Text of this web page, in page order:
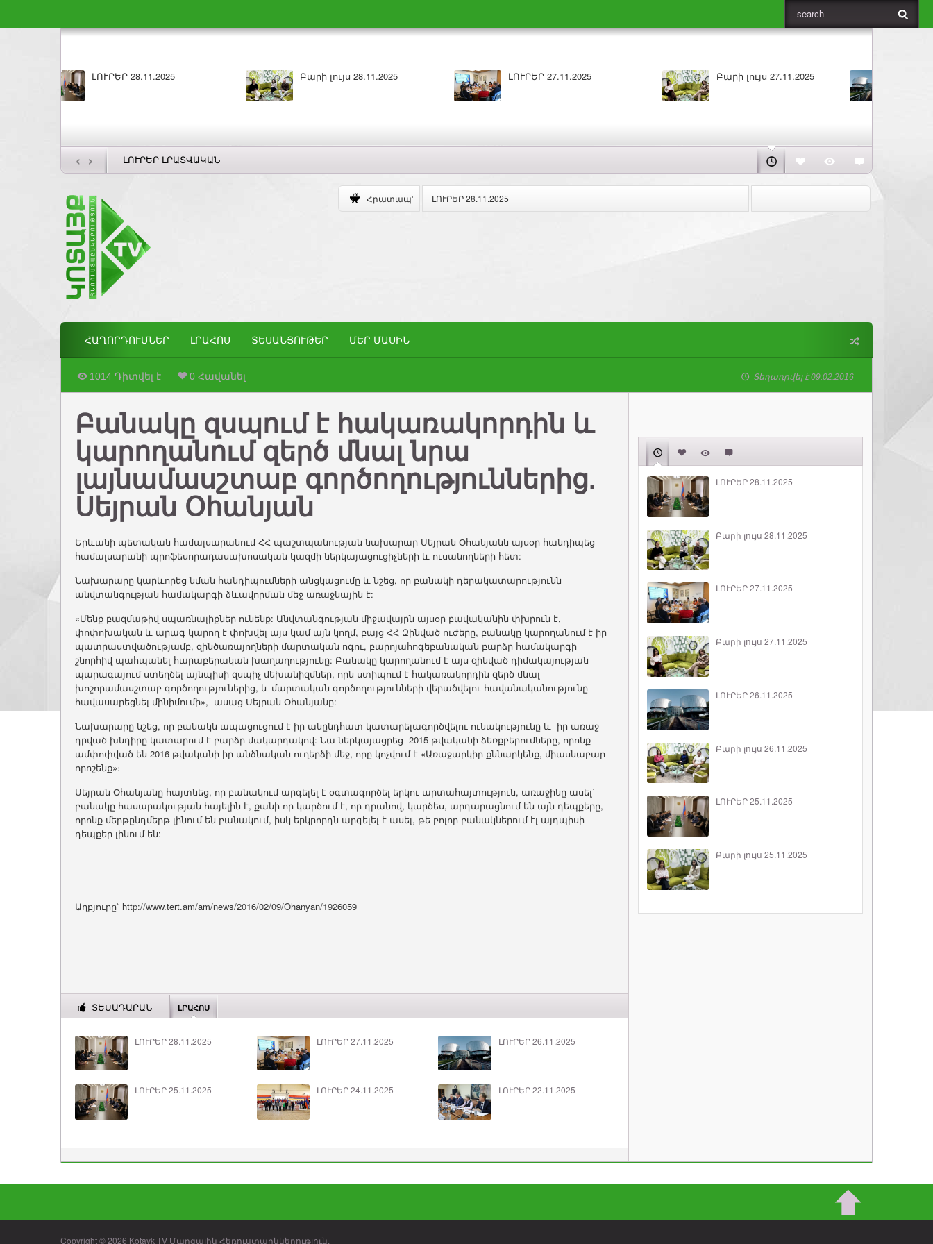
Բարի լույս 27.11.2025 ԼՈՒՐԵՐ 26.11.2025 Բարի լույս 26.11.2025 ԼՈՒՐԵՐ 25.11.2025 Բարի լույս 25.11.2025
‹ › ԼՈՒՐԵՐ ԼՐԱՏՎԱԿԱՆ
Հրատապ' ԼՈՒՐԵՐ 28.11.2025
ՀԱՂՈՐԴՈՒՄՆԵՐ ԼՐԱՀՈՍ ՏԵՍԱՆՅՈՒԹԵՐ ՄԵՐ ՄԱՍԻՆ
1014 Դիտվել է 0 Հավանել Տեղադրվել է 09.02.2016
Բանակը զսպում է հակառակորդին և
կարողանում զերծ մնալ նրա
լայնամասշտաբ գործողություններից.
Սեյրան Օհանյան
Երևանի պետական համալսարանում ՀՀ պաշտպանության նախարար Սեյրան Օհանյանն այսօր հանդիպեց
համալսարանի պրոֆեսորադասախոսական կազմի ներկայացուցիչների և ուսանողների հետ:
Նախարարը կարևորեց նման հանդիպումների անցկացումը և նշեց, որ բանակի դերակատարությունն
անվտանգության համակարգի ձևավորման մեջ առաջնային է:
«Մենք բազմաթիվ սպառնալիքներ ունենք: Անվտանգության միջավայրն այսօր բավականին փխրուն է,
փոփոխական և արագ կարող է փոխվել այս կամ այն կողմ, բայց ՀՀ Զինված ուժերը, բանակը կարողանում է իր
պատրաստվածությամբ, զինծառայողների մարտական ոգու, բարոյահոգեբանական բարձր համակարգի
շնորհիվ պահպանել հարաբերական խաղաղությունը: Բանակը կարողանում է այս զինված դիմակայության
պարագայում ստեղծել այնպիսի զսպիչ մեխանիզմներ, որն ստիպում է հակառակորդին զերծ մնալ
խոշորամասշտաբ գործողություներից, և մարտական գործողությունների վերածվելու հավանականությունը
հավասարեցնել մինիմումի»,- ասաց Սեյրան Օհանյանը:
Նախարարը նշեց, որ բանակն ապացուցում է իր անընդհատ կատարելագործվելու ունակությունը և իր առաջ
դրված խնդիրը կատարում է բարձր մակարդակով: Նա ներկայացրեց 2015 թվականի ձեռքբերումները, որոնք
ամփոփված են 2016 թվականի իր անձնական ուղերձի մեջ, որը կոչվում է «Առաջարկիր քննարկենք, միասնաբար
որոշենք»։
Սեյրան Օհանյանը հայտնեց, որ բանակում արգելել է օգտագործել երկու արտահայտություն, առաջինը ասել՝
բանակը հասարակության հայելին է, քանի որ կարծում է, որ դրանով, կարծես, արդարացնում են այն դեպքերը,
որոնք մերթընդմերթ լինում են բանակում, իսկ երկրորդն արգելել է ասել, թե բոլոր բանակներում էլ այդպիսի
դեպքեր լինում են:
Աղբյուրը` http://www.tert.am/am/news/2016/02/09/Ohanyan/1926059
ՏԵՍԱԴԱՐԱՆ ԼՐԱՀՈՍ
ԼՈՒՐԵՐ 28.11.2025 ԼՈՒՐԵՐ 27.11.2025 ԼՈՒՐԵՐ 26.11.2025
ԼՈՒՐԵՐ 25.11.2025 ԼՈՒՐԵՐ 24.11.2025 ԼՈՒՐԵՐ 22.11.2025
ԼՈՒՐԵՐ 28.11.2025
Բարի լույս 28.11.2025
ԼՈՒՐԵՐ 27.11.2025
Բարի լույս 27.11.2025
ԼՈՒՐԵՐ 26.11.2025
Բարի լույս 26.11.2025
ԼՈՒՐԵՐ 25.11.2025
Բարի լույս 25.11.2025
Copyright © 2026 Kotayk TV Մարզային Հեռուստաընկերություն.